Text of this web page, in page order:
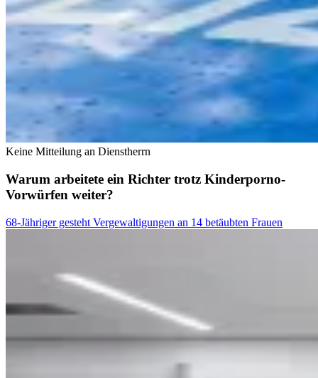
Keine Mitteilung an Dienstherrn
Warum arbeitete ein Richter trotz Kinderporno-
Vorwürfen weiter?
68-Jähriger gesteht Vergewaltigungen an 14 betäubten Frauen